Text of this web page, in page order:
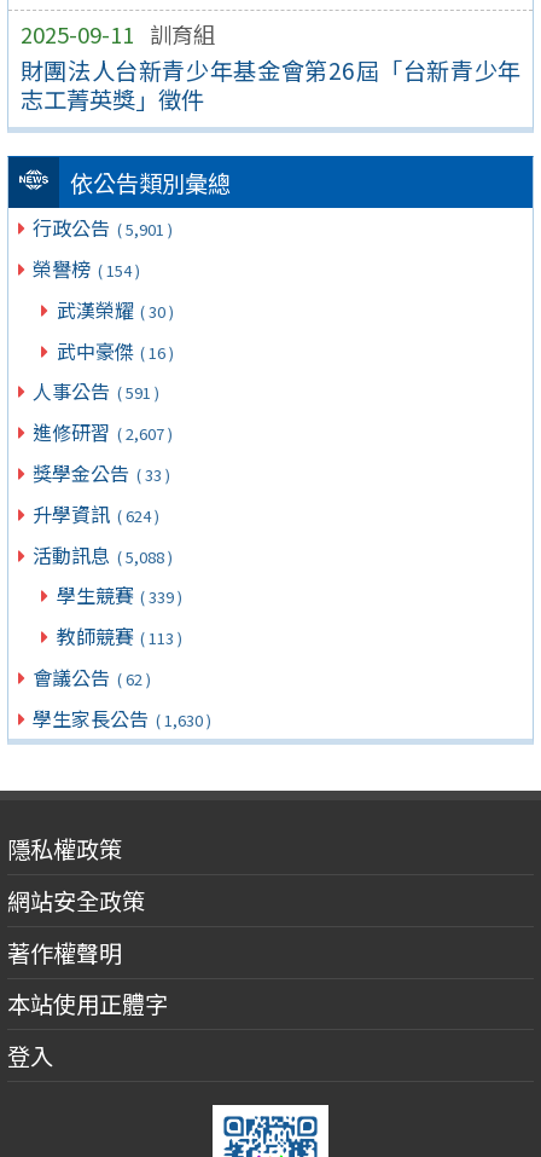
2025-09-11 訓育組
財團法人台新青少年基金會第26屆「台新青少年
志工菁英獎」徵件
依公告類別彙總
行政公告 ( 5,901 )
榮譽榜 ( 154 )
武漢榮耀 ( 30 )
武中豪傑 ( 16 )
人事公告 ( 591 )
進修研習 ( 2,607 )
獎學金公告 ( 33 )
升學資訊 ( 624 )
活動訊息 ( 5,088 )
學生競賽 ( 339 )
教師競賽 ( 113 )
會議公告 ( 62 )
學生家長公告 ( 1,630 )
隱私權政策
網站安全政策
著作權聲明
本站使用正體字
登入